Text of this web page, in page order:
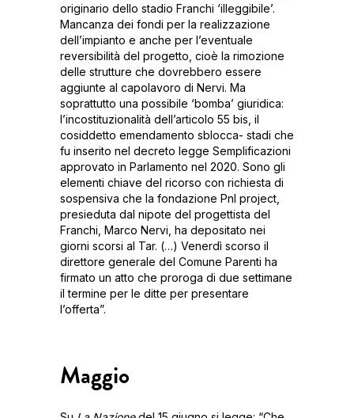
originario dello stadio Franchi ‘illeggibile’.
Mancanza dei fondi per la realizzazione
dell’impianto e anche per l’eventuale
reversibilità del progetto, cioè la rimozione
delle strutture che dovrebbero essere
aggiunte al capolavoro di Nervi. Ma
soprattutto una possibile ‘bomba’ giuridica:
l’incostituzionalità dell’articolo 55 bis, il
cosiddetto emendamento sblocca- stadi che
fu inserito nel decreto legge Semplificazioni
approvato in Parlamento nel 2020. Sono gli
elementi chiave del ricorso con richiesta di
sospensiva che la fondazione Pnl project,
presieduta dal nipote del progettista del
Franchi, Marco Nervi, ha depositato nei
giorni scorsi al Tar. (…) Venerdì scorso il
direttore generale del Comune Parenti ha
firmato un atto che proroga di due settimane
il termine per le ditte per presentare
l’offerta”.
Maggio